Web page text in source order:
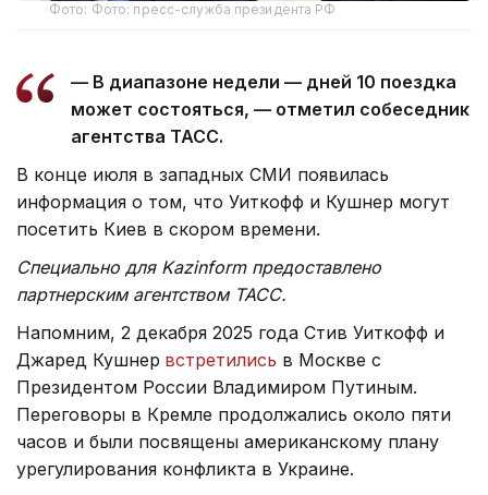
Фото: Фото: пресс-служба президента РФ
— В диапазоне недели — дней 10 поездка
может состояться, — отметил собеседник
агентства ТАСС.
В конце июля в западных СМИ появилась
информация о том, что Уиткофф и Кушнер могут
посетить Киев в скором времени.
Специально для Kazinform предоставлено
партнерским агентством ТАСС.
Напомним, 2 декабря 2025 года Стив Уиткофф и
Джаред Кушнер встретились в Москве с
Президентом России Владимиром Путиным.
Переговоры в Кремле продолжались около пяти
часов и были посвящены американскому плану
урегулирования конфликта в Украине.